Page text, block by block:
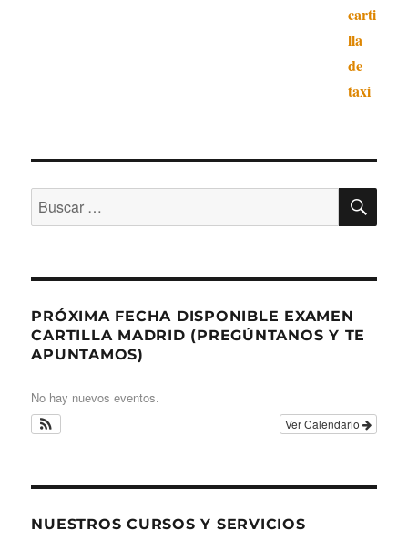
Buscar
por:
PRÓXIMA FECHA DISPONIBLE EXAMEN
CARTILLA MADRID (PREGÚNTANOS Y TE
APUNTAMOS)
No hay nuevos eventos.
Ver Calendario
NUESTROS CURSOS Y SERVICIOS